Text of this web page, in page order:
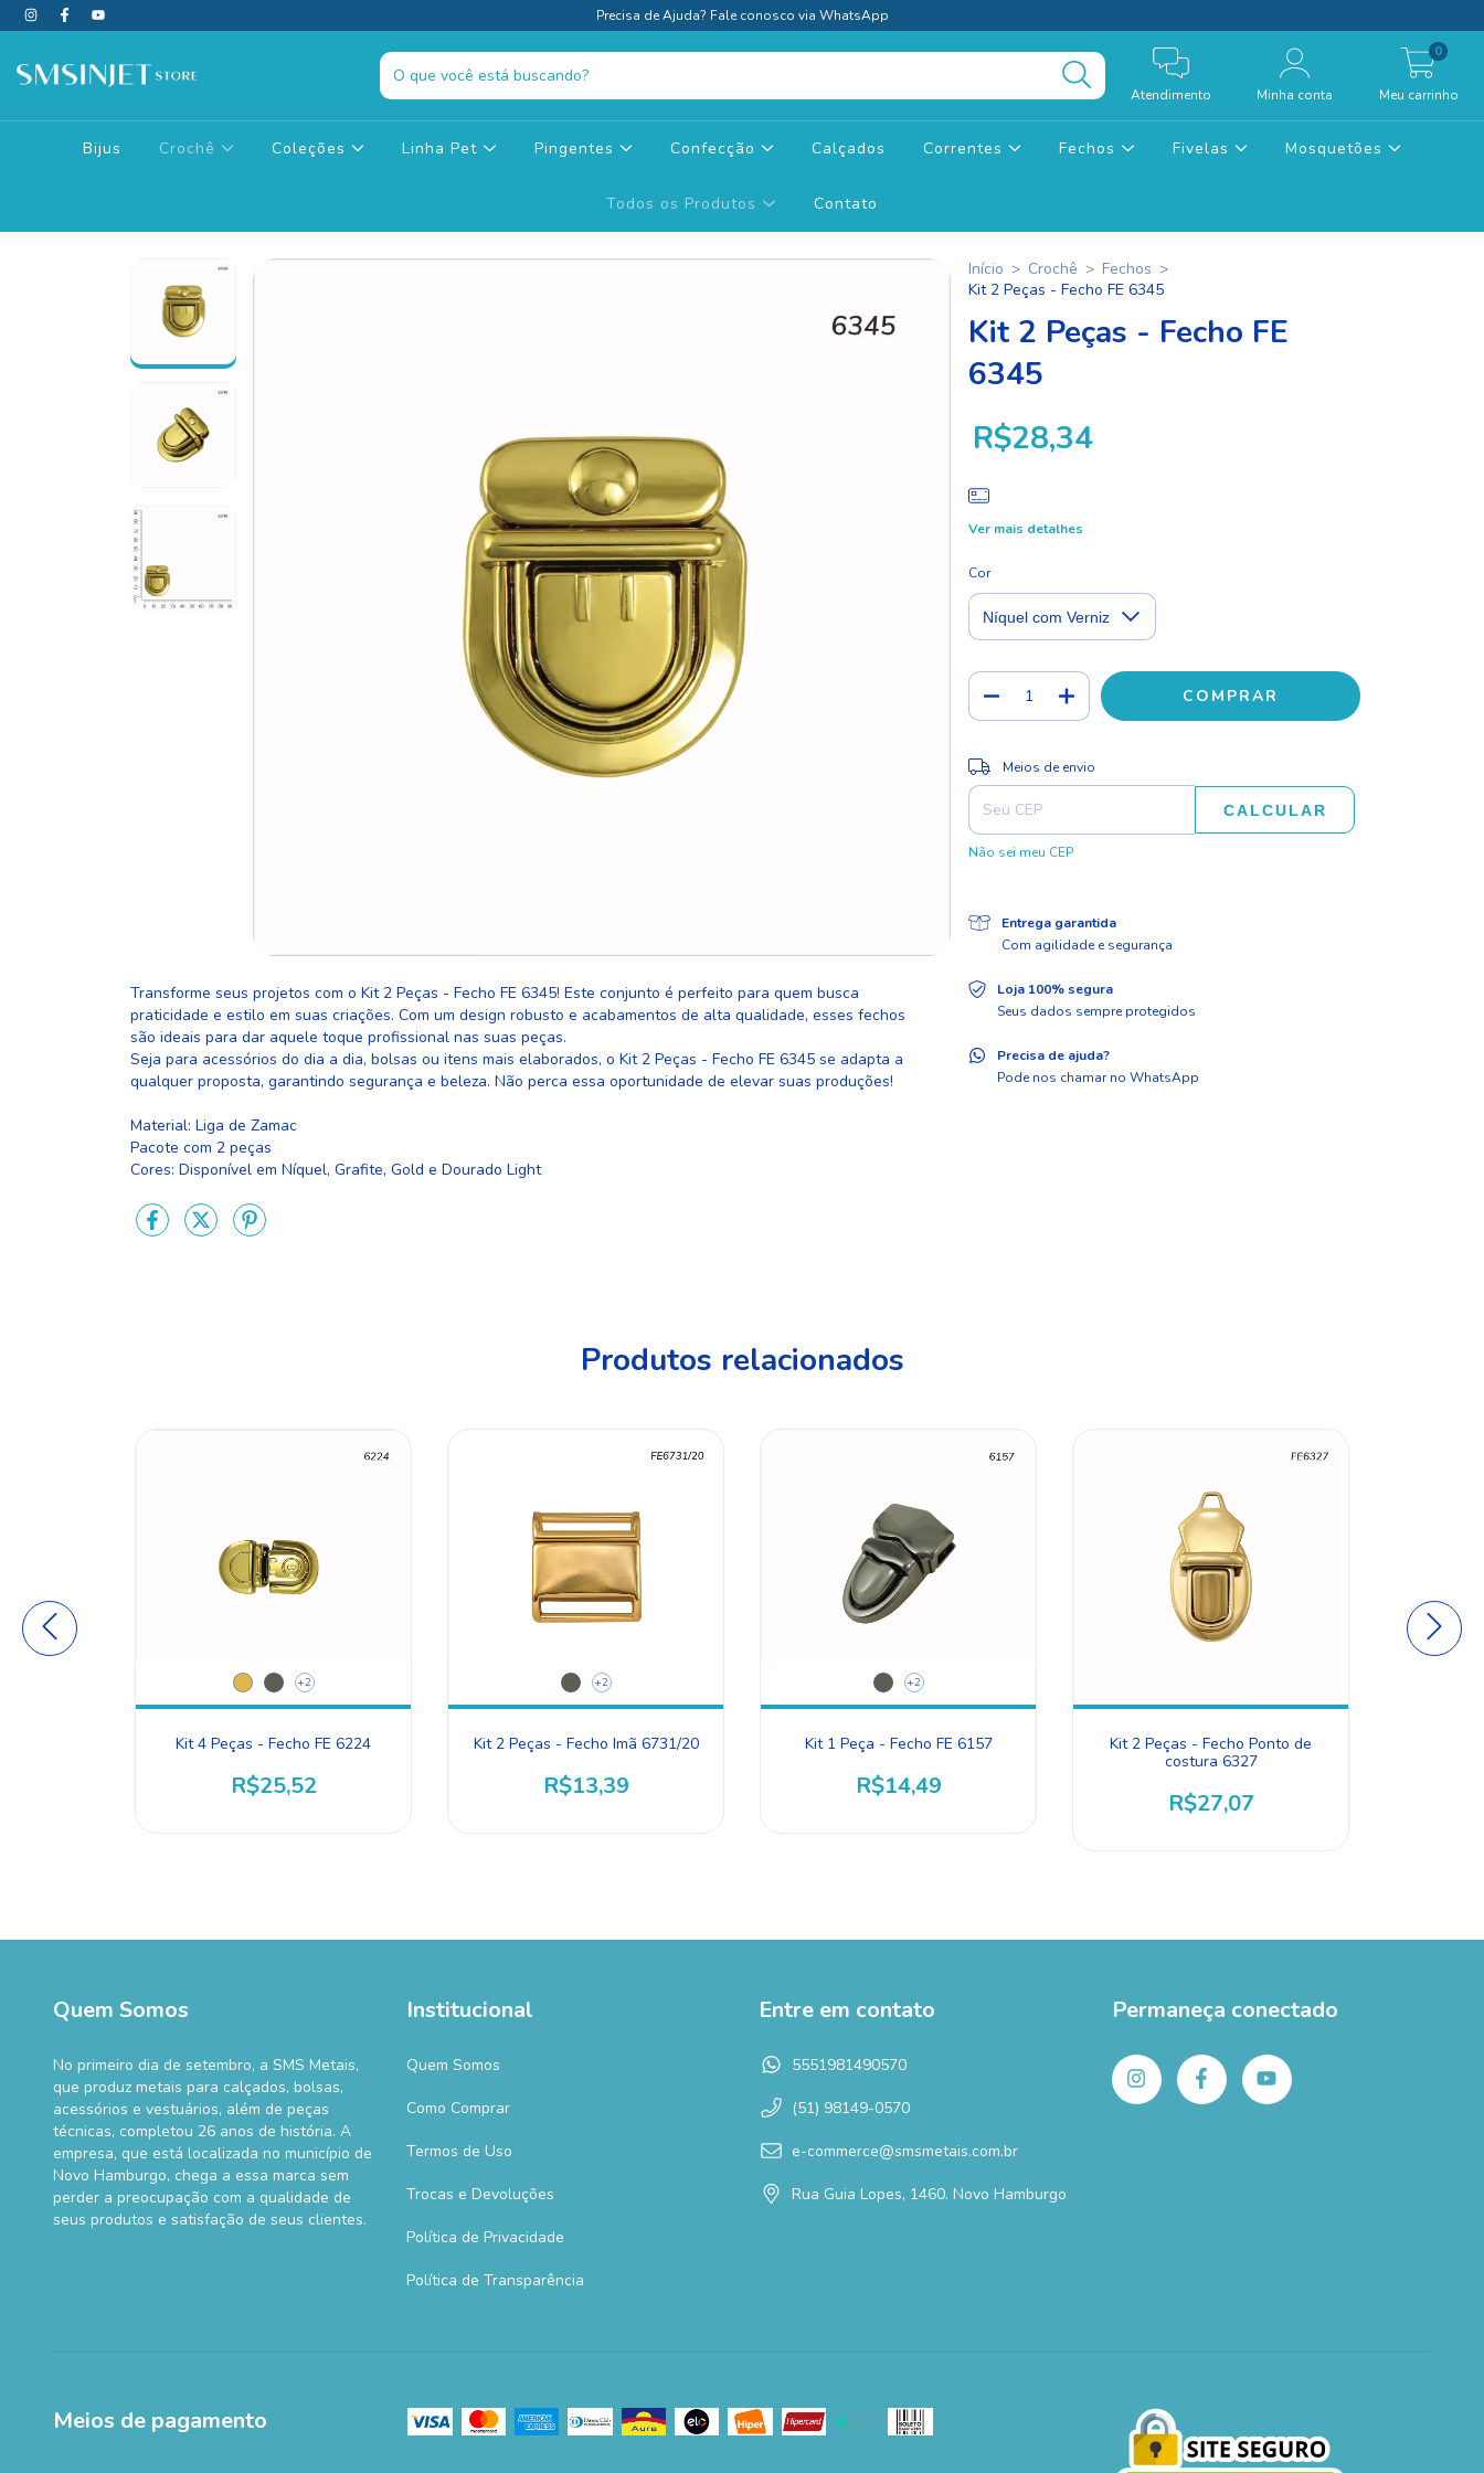
Precisa de Ajuda? Fale conosco via WhatsApp
Atendimento Minha conta Meu carrinho
0
Bijus Crochê Coleções Linha Pet Pingentes Confecção Calçados Correntes Fechos Fivelas Mosquetões
Todos os Produtos Contato
Transforme seus projetos com o Kit 2 Peças - Fecho FE 6345! Este conjunto é perfeito para quem busca
praticidade e estilo em suas criações. Com um design robusto e acabamentos de alta qualidade, esses fechos
são ideais para dar aquele toque profissional nas suas peças.
Seja para acessórios do dia a dia, bolsas ou itens mais elaborados, o Kit 2 Peças - Fecho FE 6345 se adapta a
qualquer proposta, garantindo segurança e beleza. Não perca essa oportunidade de elevar suas produções!
Material: Liga de Zamac
Pacote com 2 peças
Cores: Disponível em Níquel, Grafite, Gold e Dourado Light
Início > Crochê > Fechos >
Kit 2 Peças - Fecho FE 6345
Kit 2 Peças - Fecho FE
6345
R$28,34
Ver mais detalhes
Cor
Entregas para o CEP:
Meios de envio
CALCULAR
Não sei meu CEP
Entrega garantida
Com agilidade e segurança
Loja 100% segura
Seus dados sempre protegidos
Precisa de ajuda?
Pode nos chamar no WhatsApp
Produtos relacionados
+2
Kit 4 Peças - Fecho FE 6224
R$25,52
+2
Kit 2 Peças - Fecho Imã 6731/20
R$13,39
+2
Kit 1 Peça - Fecho FE 6157
R$14,49
Kit 2 Peças - Fecho Ponto de
costura 6327
R$27,07
Quem Somos
No primeiro dia de setembro, a SMS Metais,
que produz metais para calçados, bolsas,
acessórios e vestuários, além de peças
técnicas, completou 26 anos de história. A
empresa, que está localizada no município de
Novo Hamburgo, chega a essa marca sem
perder a preocupação com a qualidade de
seus produtos e satisfação de seus clientes.
Institucional
Quem Somos
Como Comprar
Termos de Uso
Trocas e Devoluções
Política de Privacidade
Política de Transparência
Entre em contato
5551981490570
(51) 98149-0570
e-commerce@smsmetais.com.br
Rua Guia Lopes, 1460. Novo Hamburgo
Permaneça conectado
Meios de pagamento